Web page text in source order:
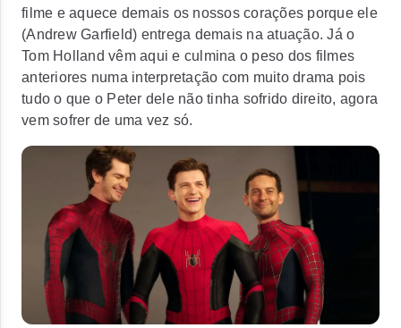
filme e aquece demais os nossos corações porque ele
(Andrew Garfield) entrega demais na atuação. Já o
Tom Holland vêm aqui e culmina o peso dos filmes
anteriores numa interpretação com muito drama pois
tudo o que o Peter dele não tinha sofrido direito, agora
vem sofrer de uma vez só.